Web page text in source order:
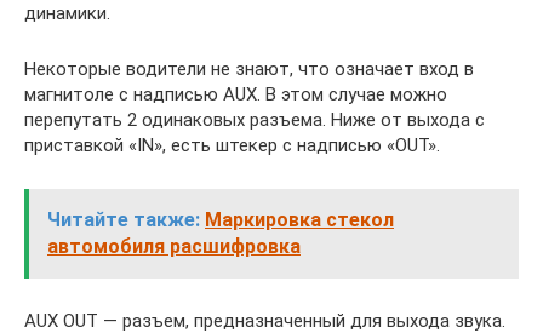
динамики.
Некоторые водители не знают, что означает вход в
магнитоле с надписью AUX. В этом случае можно
перепутать 2 одинаковых разъема. Ниже от выхода с
приставкой «IN», есть штекер с надписью «OUT».
Читайте также: Маркировка стекол
автомобиля расшифровка
AUX OUT — разъем, предназначенный для выхода звука.